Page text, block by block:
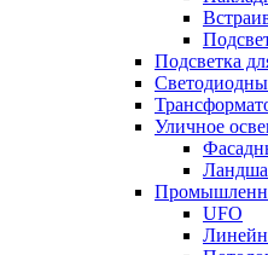
Подсветка
Уличное
UFO